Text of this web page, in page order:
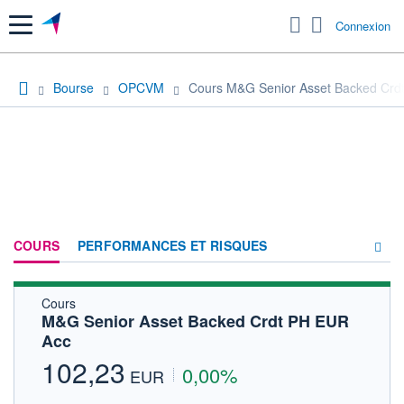
Menu Connexion
Bourse OPCVM Cours M&G Senior Asset Backed
COURS PERFORMANCES ET RISQUES
FORUM
Cours
M&G Senior Asset Backed Crdt PH EUR
Acc
102,23 EUR 0,00%